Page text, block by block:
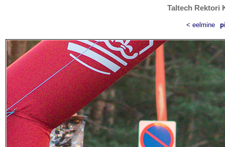
Taltech Rektori
< eelmine